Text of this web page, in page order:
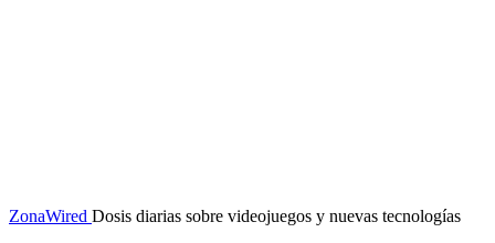
ZonaWired Dosis diarias sobre videojuegos y nuevas tecnologías